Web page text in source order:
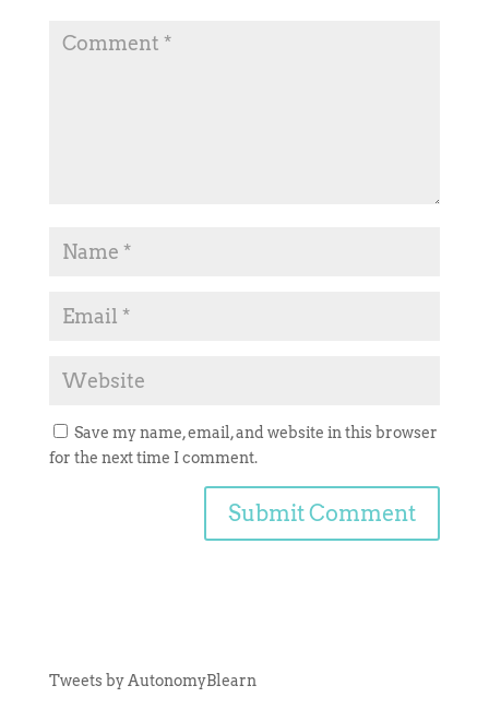
Save my name, email, and website in this browser
for the next time I comment.
Tweets by AutonomyBlearn